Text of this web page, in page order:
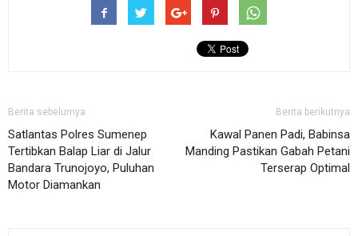
Berita sebelumya
Satlantas Polres Sumenep
Tertibkan Balap Liar di Jalur
Bandara Trunojoyo, Puluhan
Motor Diamankan
Berita berikutnya
Kawal Panen Padi, Babinsa
Manding Pastikan Gabah Petani
Terserap Optimal